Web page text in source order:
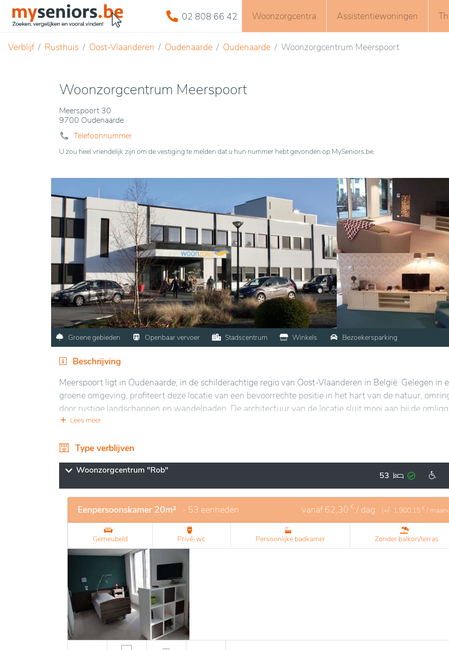
02 808 66 42 Woonzorgcentra Assistentiewoningen
Verblijf Rusthuis Oost-Vlaanderen Oudenaarde Oudenaarde Woonzorgcentrum Meerspoort
Woonzorgcentrum Meerspoort
Meerspoort 30
9700 Oudenaarde
Telefoonnummer
U zou heel vriendelijk zijn om de vestiging te melden dat u hun nummer hebt gevonden op MySeniors.be.
Groene gebieden Openbaar vervoer Stadscentrum Winkels Bezoekersparking
Beschrijving
Meerspoort ligt in Oudenaarde, in de schilderachtige regio van Oost-Vlaanderen in België. Gelegen in
groene omgeving, profiteert deze locatie van een bevoorrechte positie in het hart van de natuur,
door rustige landschappen en wandelpaden. De architectuur van de locatie sluit mooi aan bij de
omgeving en biedt een panoramisch uitzicht op het Belgische platteland.
Bewoners kunnen genieten van een comfortabele en goed uitgeruste omgeving, met lichte en
woonruimtes. De moderne faciliteiten zijn ontworpen om te voldoen aan de behoeften van oudere
terwijl ze autonomie en welzijn bevorderen. Het deskundige personeel biedt attente service, waardoor
bewoners in een warme en serene sfeer kunnen verblijven. De nabijheid van Oudenaarde zorgt ook
gemakkelijke toegang tot diverse diensten en culturele activiteiten.
Lees meer
Type verblijven
Woonzorgcentrum "Rob" 53
Eenpersoonskamer 20m² - 53 eenheden vanaf62,30 € / dag (+/- 1.900,15 € /
Gemeubeld Privé-wc Persoonlijke badkamer Zonder balkon/terras